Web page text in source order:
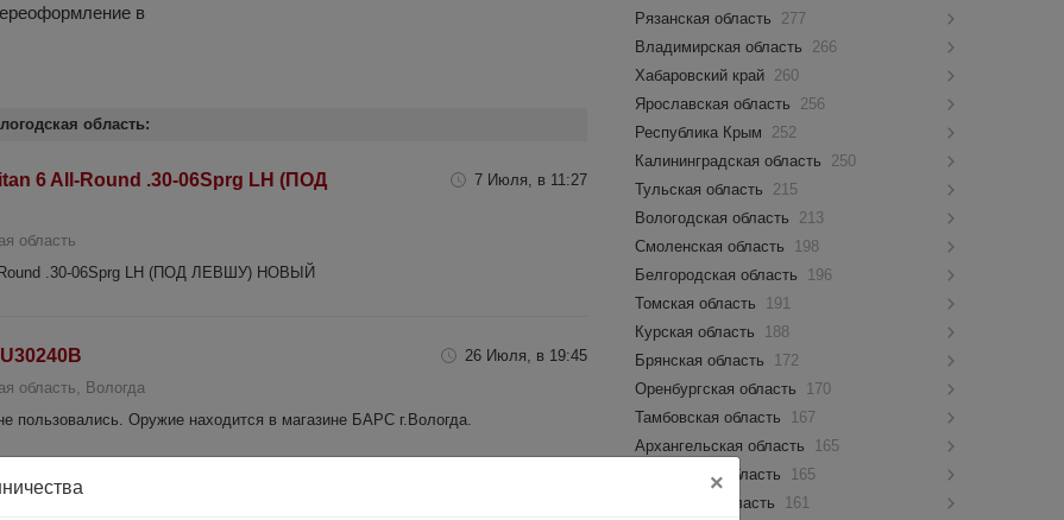
в
область:
6 All-Round .30-06Sprg LH (ПОД
7 Июля, в 11:27
область
Round .30-06Sprg LH (ПОД ЛЕВШУ) НОВЫЙ
26 Июля, в 19:45
область, Вологда
пользовались. Оружие находится в магазине БАРС г.Вологда.
×
Рязанская область
277
Владимирская область
266
Хабаровский край 260
Ярославская область
256
Республика Крым
252
Калининградская область
250
Тульская область
215
Вологодская область
213
Смоленская область
198
Белгородская область
196
Томская область
191
Курская область
188
Брянская область
172
Оренбургская область
170
Тамбовская область
167
Архангельская область
165
Ивановская область
165
Калужская область
161